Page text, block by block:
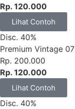
Rp. 120.000
Lihat Contoh
Disc. 40%
Premium Vintage 07
Rp. 200.000
Rp. 120.000
Lihat Contoh
Disc. 40%